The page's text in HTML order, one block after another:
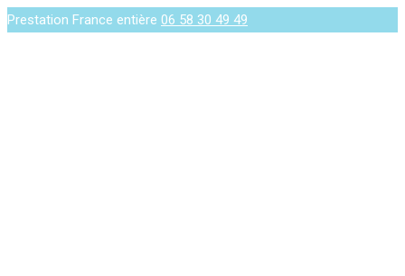
Prestation France entière 06 58 30 49 49